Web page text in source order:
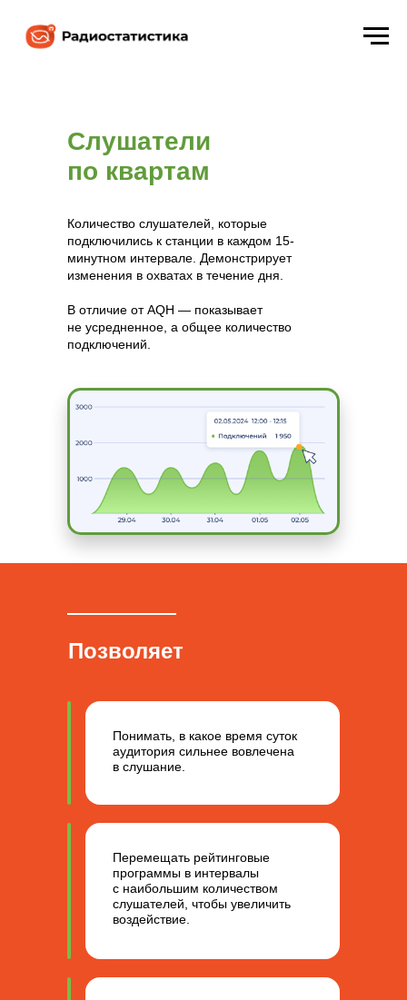
Слушатели
по квартам
Количество слушателей, которые
подключились к станции в каждом 15-
минутном интервале. Демонстрирует
изменения в охватах в течение дня.
В отличие от AQH — показывает
не усредненное, а общее количество
подключений.
Позволяет
Понимать, в какое время суток
аудитория сильнее вовлечена
в слушание.
Перемещать рейтинговые
программы в интервалы
с наибольшим количеством
слушателей, чтобы увеличить
воздействие.